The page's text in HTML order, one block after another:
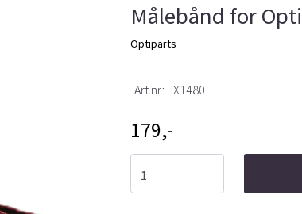
Målebånd for
Optiparts
Art.nr: EX1480
179,-